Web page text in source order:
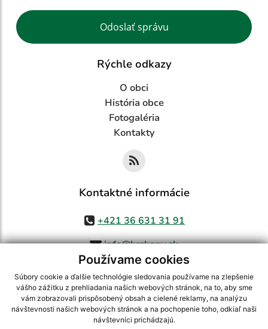
Používame cookies
Súbory cookie a ďalšie technológie sledovania používame na zlepšenie
vášho zážitku z prehliadania našich webových stránok, na to, aby sme
vám zobrazovali prispôsobený obsah a cielené reklamy, na analýzu
návštevnosti našich webových stránok a na pochopenie toho, odkiaľ naši
návštevníci prichádzajú.
Google reCaptcha Response
Odoslať správu
Rýchle odkazy
O obci
História obce
Fotogaléria
Kontakty
Kontaktné informácie
+421 36 631 31 91
info@krskany.sk
využite možnosť získavania aktuálnych informácií s využitím RSS
CMS systém (redakčný) systém ECHELON 2,Mapa stránok,web portál
webex.digital, s.r.o.,domény,registrácia domény